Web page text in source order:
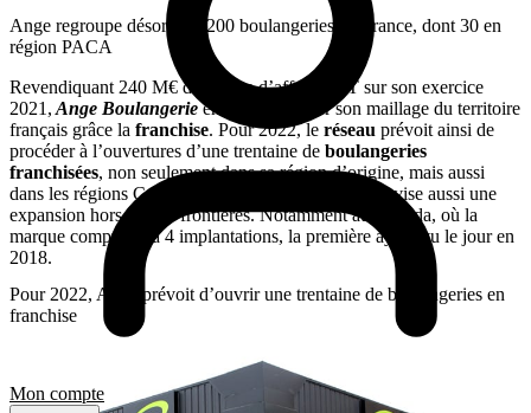
Mon compte
Ange regroupe désormais 200 boulangeries en France, dont 30 en
région PACA
Revendiquant 240 M€ de chiffre d’affaires HT sur son exercice
2021, Ange Boulangerieentend compléter son maillage du territoire
français grâce la franchise. Pour 2022, le réseau prévoit ainsi de
procéder à l’ouvertures d’une trentaine de boulangeries
franchisées, non seulement dans sa région d’origine, mais aussi
dans les régions Centre, Ile-de-France et Est.
Angevise aussi une
expansion hors de nos frontières. Notamment au Canada, où la
marque compte déjà 4 implantations, la première ayant vu le jour en
2018.
Pour 2022, Ange prévoit d’ouvrir une trentaine de boulangeries en
franchise